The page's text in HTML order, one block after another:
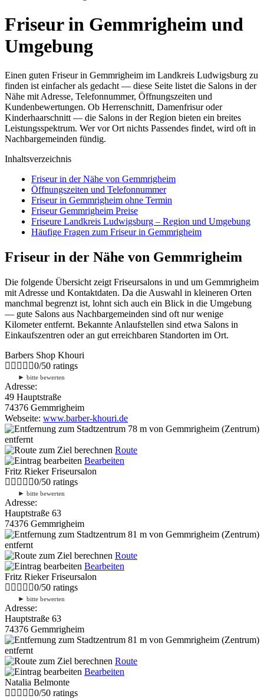
Friseur in Gemmrigheim und
Umgebung
Einen guten Friseur in Gemmrigheim im Landkreis Ludwigsburg zu
finden ist einfacher als gedacht — diese Seite listet die Salons in der
Nähe mit Adresse, Telefonnummer, Öffnungszeiten und
Kundenbewertungen. Ob Herrenschnitt, Damenfrisur oder
Kinderhaarschnitt — die Salons in der Region bieten ein breites
Leistungsspektrum. Wer vor Ort nichts Passendes findet, wird oft in
Nachbargemeinden fündig.
Inhaltsverzeichnis
Friseur in der Nähe von Gemmrigheim
Öffnungszeiten und Telefonnummer
Friseur in Gemmrigheim ohne Termin
Friseur Gemmrigheim Preise
Friseure Landkreis Ludwigsburg – Region und Umgebung
Häufige Fragen zum Friseur in Gemmrigheim
Friseur in der Nähe von Gemmrigheim
Die folgende Übersicht zeigt Friseursalons in und um Gemmrigheim
mit Adresse und Kontaktdaten. Da die Auswahl in kleineren Orten
manchmal begrenzt ist, lohnt sich auch ein Blick in die Umgebung
— gute Salons aus Nachbargemeinden sind oft nur wenige
Kilometer entfernt. Bekannte Anlaufstellen sind etwa Salons in
Einkaufszentren oder an gut erreichbaren Standorten im Ort.
Barbers Shop Khouri
0/50 ratings
► bitte bewerten
Adresse:
49 Hauptstraße
74376 Gemmrigheim
Webseite: www.barber-khouri.de
78 m von Gemmrigheim (Zentrum)
entfernt
Route
Bearbeiten
Fritz Rieker Friseursalon
0/50 ratings
► bitte bewerten
Adresse:
Hauptstraße 63
74376 Gemmrigheim
81 m von Gemmrigheim (Zentrum)
entfernt
Route
Bearbeiten
Fritz Rieker Friseursalon
0/50 ratings
► bitte bewerten
Adresse:
Hauptstraße 63
74376 Gemmrigheim
81 m von Gemmrigheim (Zentrum)
entfernt
Route
Bearbeiten
Natalia Belmonte
0/50 ratings